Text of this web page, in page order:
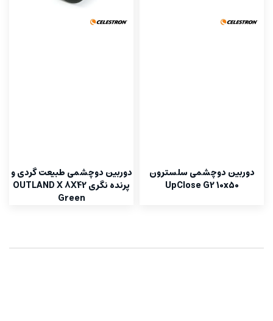
دوربین دوچشمی سلسترون
UpClose G2 10x50
دوربین دوچشمی طبیعت گردی و
پرنده نگری OUTLAND X 8X42
Green